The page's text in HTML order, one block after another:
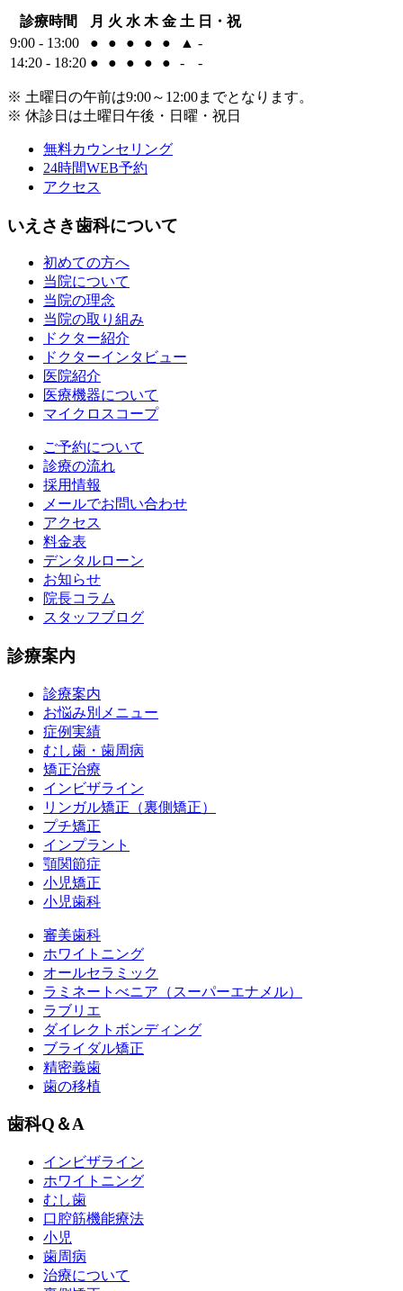
診療時間 月 火 水 木 金 土 日・祝
9:00 - 13:00
● ● ● ● ● ▲ -
14:20 - 18:20 ● ● ● ● ● - -
※ 土曜日の午前は9:00～12:00までとなります。
※ 休診日は土曜日午後・日曜・祝日
無料カウンセリング
24時間WEB予約
アクセス
いえさき歯科について
初めての方へ
当院について
当院の理念
当院の取り組み
ドクター紹介
ドクターインタビュー
医院紹介
医療機器について
マイクロスコープ
ご予約について
診療の流れ
採用情報
メールでお問い合わせ
アクセス
料金表
デンタルローン
お知らせ
院長コラム
スタッフブログ
診療案内
診療案内
お悩み別メニュー
症例実績
むし歯・歯周病
矯正治療
インビザライン
リンガル矯正（裏側矯正）
プチ矯正
インプラント
顎関節症
小児矯正
小児歯科
審美歯科
ホワイトニング
オールセラミック
ラミネートべニア （スーパーエナメル）
ラブリエ
ダイレクトボンディング
ブライダル矯正
精密義歯
歯の移植
歯科Q＆A
インビザライン
ホワイトニング
むし歯
口腔筋機能療法
小児
歯周病
治療について